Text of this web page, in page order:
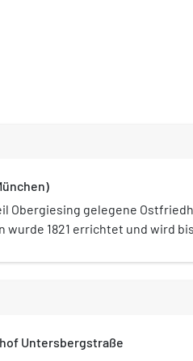
Obergiesing gelegene
wurde 1821 errichtet und wird bis
rund 34.700 Grabplätzen,
Untersbergstraße